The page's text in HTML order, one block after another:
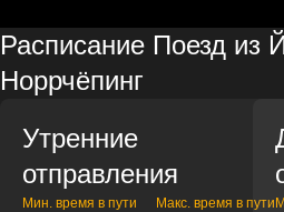
Расписание Поезд из
Норрчёпинг
Утренние
отправления
Мин. время в пути Макс. время в пути